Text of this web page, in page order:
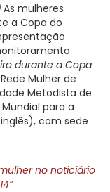
As mulheres
a Copa do
durante a Copa
Mulher de
Metodista de
para a
com sede
no noticiário